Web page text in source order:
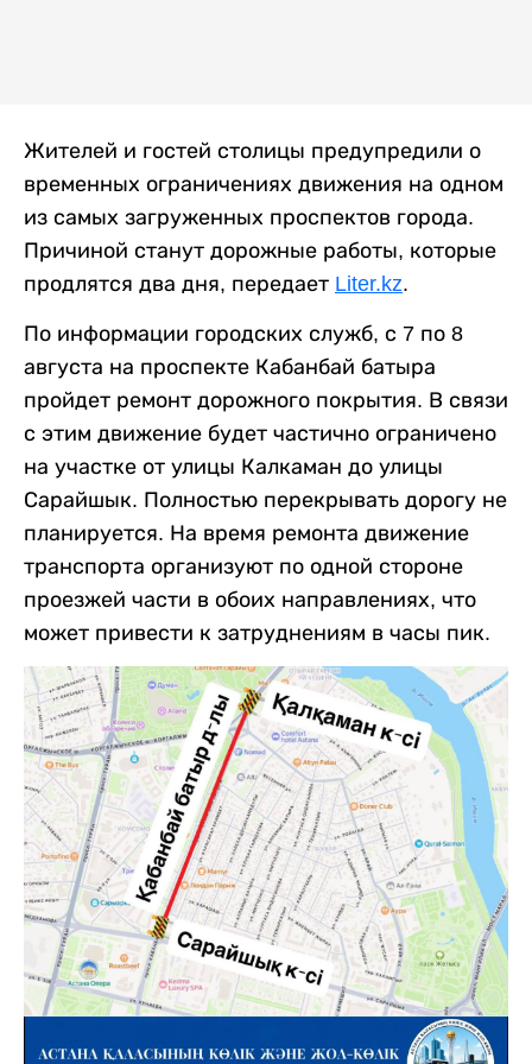
Жителей и гостей столицы предупредили о
временных ограничениях движения на одном
из самых загруженных проспектов города.
Причиной станут дорожные работы, которые
продлятся два дня, передает Liter.kz.
По информации городских служб, с 7 по 8
августа на проспекте Кабанбай батыра
пройдет ремонт дорожного покрытия. В связи
с этим движение будет частично ограничено
на участке от улицы Калкаман до улицы
Сарайшык. Полностью перекрывать дорогу не
планируется. На время ремонта движение
транспорта организуют по одной стороне
проезжей части в обоих направлениях, что
может привести к затруднениям в часы пик.